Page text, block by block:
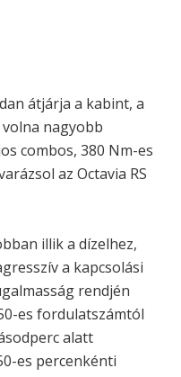
átjárja a kabint, a
nagyobb
combos, 380 Nm-es
az Octavia RS
illik a dízelhez,
a kapcsolási
rendjén
es fordulatszámtól
alatt
es percenkénti